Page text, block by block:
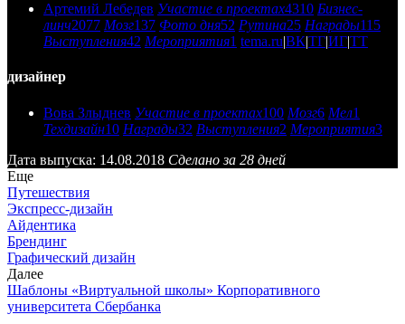
Артемий Лебедев Участие в проектах4310 Бизнес-
линч2077 Мозг137 Фото дня52 Рутина25 Награды115
Выступления42 Мероприятия1 tema.ru|ВК|ТГ|ИГ|ТТ
дизайнер
Вова Злыднев Участие в проектах100 Мозг6 Мел1
Техдизайн10 Награды32 Выступления2 Мероприятия3
Дата выпуска: 14.08.2018 Сделано за 28 дней
Еще
Путешествия
Экспресс-дизайн
Айдентика
Брендинг
Графический дизайн
Далее
Шаблоны «Виртуальной школы» Корпоративного
университета Сбербанка